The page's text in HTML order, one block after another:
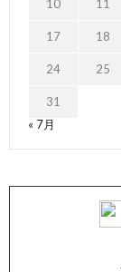
10 11
17 18
24 25
31
« 7月